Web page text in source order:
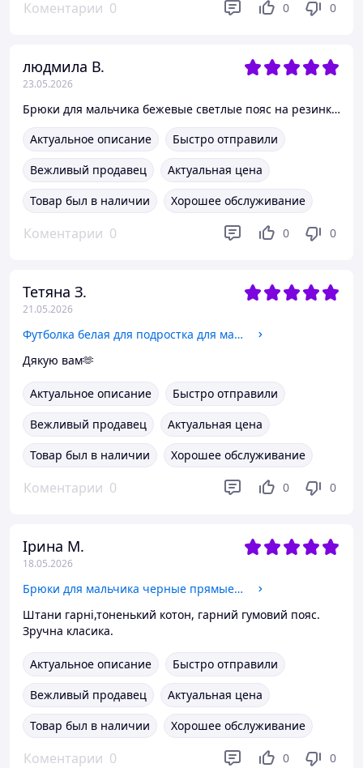
Коментарии 0 0 0
людмила В.
23.05.2026
Брюки для мальчика бежевые светлые пояс на резинке Fashion SmileTime 122
Актуальное описание
Быстро отправили
Вежливый продавец
Актуальная цена
Товар был в наличии
Хорошее обслуживание
Коментарии 0 0 0
Тетяна З.
21.05.2026
Футболка белая для подростка для мальчика базовая OVERSIZE SmileTime 134
Дякую вам🫶
Актуальное описание
Быстро отправили
Вежливый продавец
Актуальная цена
Товар был в наличии
Хорошее обслуживание
Коментарии 0 0 0
Ірина М.
18.05.2026
Брюки для мальчика черные прямые с резинкой на поясе без застежек Смайл Тайм SmileTime Fashion 158
Штани гарні,тоненький котон, гарний гумовий пояс.
Зручна класика.
Актуальное описание
Быстро отправили
Вежливый продавец
Актуальная цена
Товар был в наличии
Хорошее обслуживание
Коментарии 0 0 0